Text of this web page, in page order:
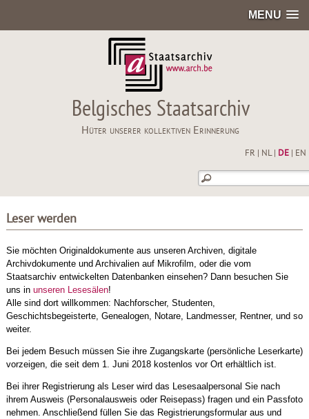
MENU
Belgisches Staatsarchiv
Hüter unserer kollektiven Erinnerung
FR NL| DE| EN
Leser werden
Sie möchten Originaldokumente aus unseren Archiven, digitale
Archivdokumente und Archivalien auf Mikrofilm, oder die vom
Staatsarchiv entwickelten Datenbanken einsehen? Dann besuchen Sie
uns in unseren Lesesälen!
Alle sind dort willkommen: Nachforscher, Studenten,
Geschichtsbegeisterte, Genealogen, Notare, Landmesser, Rentner, und so
weiter.
Bei jedem Besuch müssen Sie ihre Zugangskarte (persönliche Leserkarte)
vorzeigen, die seit dem 1. Juni 2018 kostenlos vor Ort erhältlich ist.
Bei ihrer Registrierung als Leser wird das Lesesaalpersonal Sie nach
ihrem Ausweis (Personalausweis oder Reisepass) fragen und ein Passfoto
nehmen. Anschließend füllen Sie das Registrierungsformular aus und